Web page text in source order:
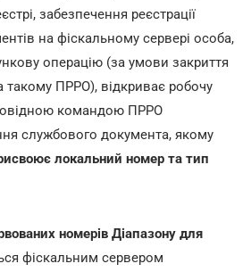
забезпечення реєстрації
на фіскальному сервері особа,
операцію (за умови закриття
такому ПРРО), відкриває робочу
командою ПРРО
службового документа, якому
локальний номер та тип
номерів Діапазону для
фіскальним сервером